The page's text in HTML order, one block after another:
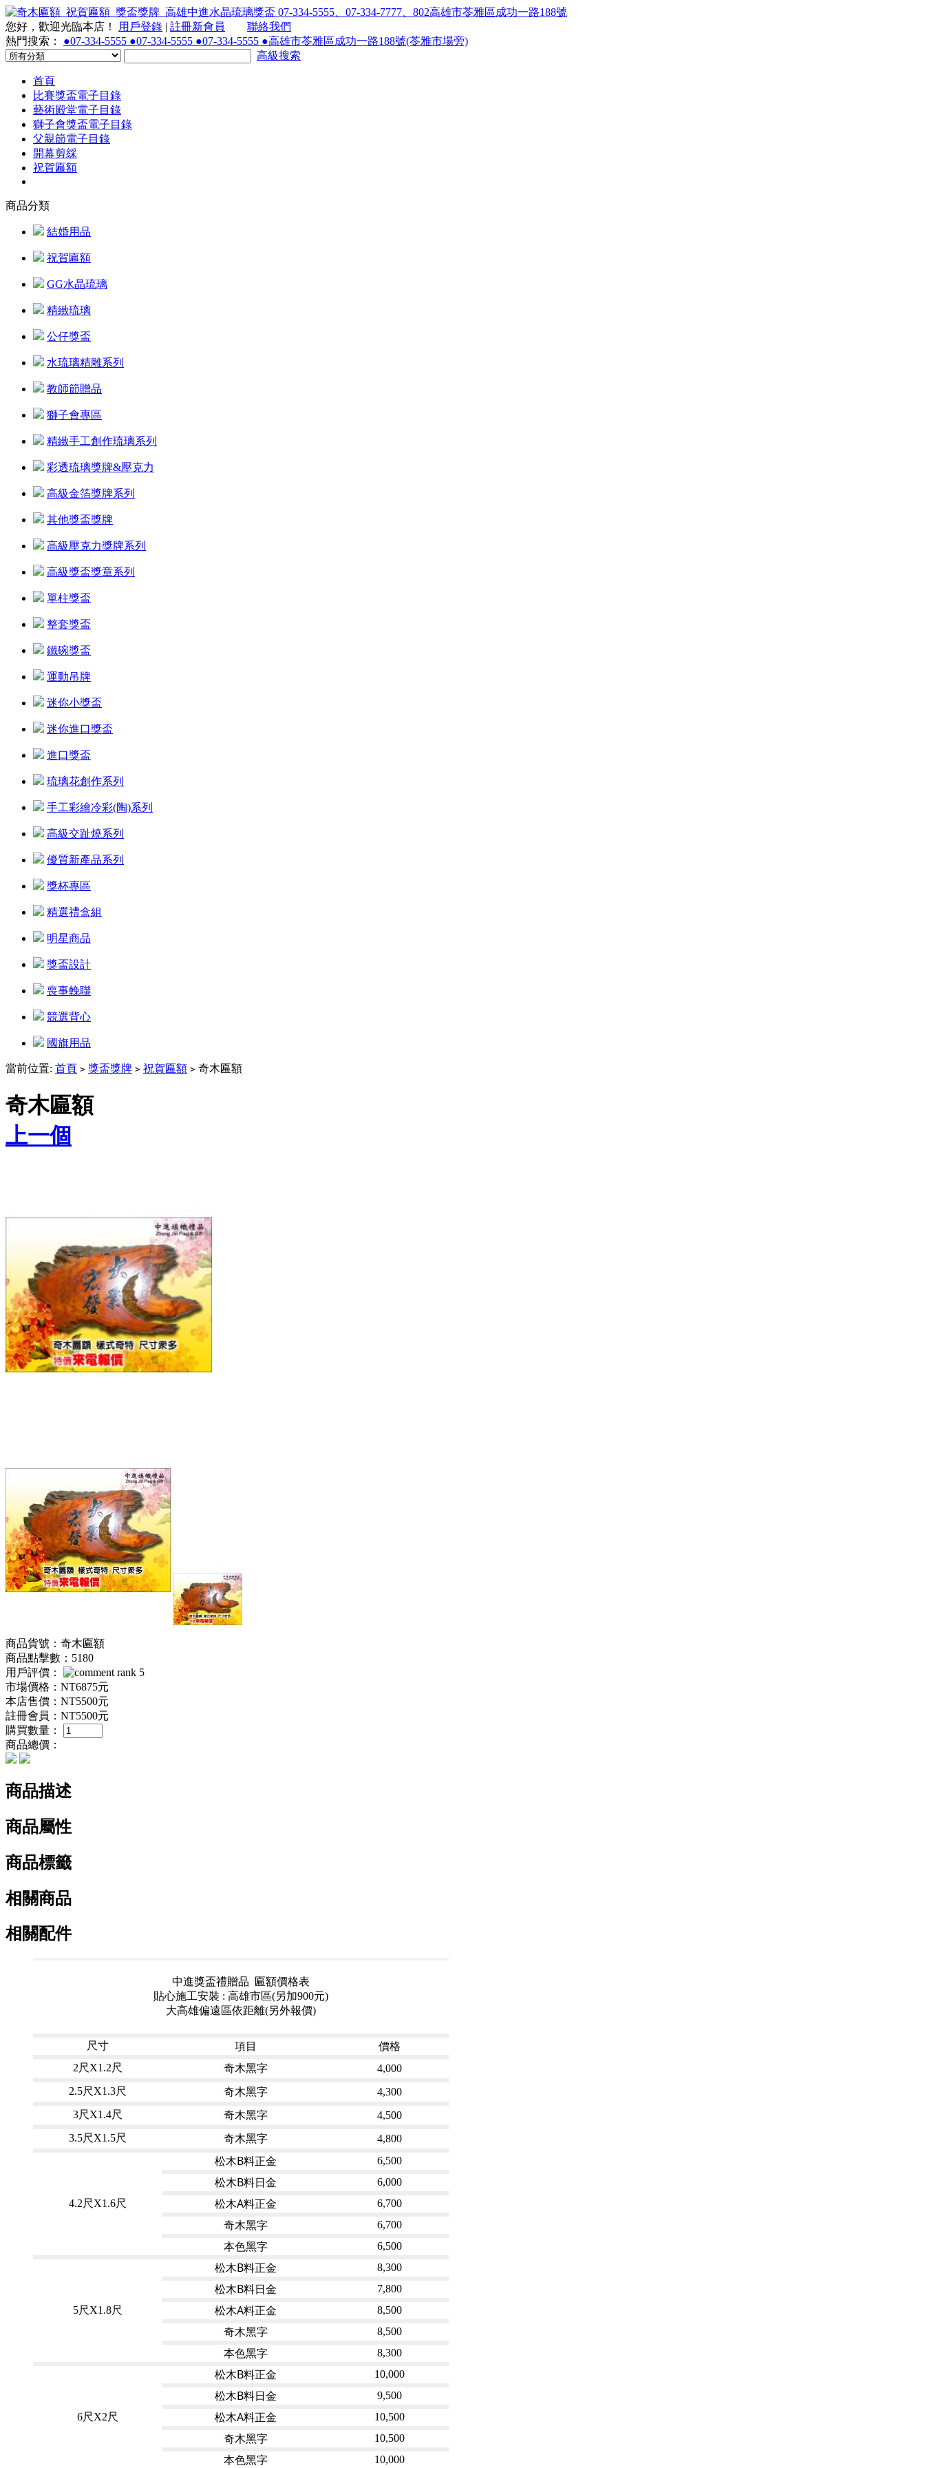
您好，歡迎光臨本店！ 用戶登錄 | 註冊新會員
聯絡我們
熱門搜索： ●07-334-5555 ●07-334-5555 ●07-334-5555 ●高雄市苓雅區成功一路188號(苓雅市場旁)
高級搜索
首頁
比賽獎盃電子目錄
藝術殿堂電子目錄
獅子會獎盃電子目錄
父親節電子目錄
開幕剪綵
祝賀匾額
商品分類
結婚用品
祝賀匾額
GG水晶琉璃
精緻琉璃
公仔獎盃
水琉璃精雕系列
教師節贈品
獅子會專區
精緻手工創作琉璃系列
彩透琉璃獎牌&壓克力
高級金箔獎牌系列
其他獎盃獎牌
高級壓克力獎牌系列
高級獎盃獎章系列
單柱獎盃
整套獎盃
鐵碗獎盃
運動吊牌
迷你小獎盃
迷你進口獎盃
進口獎盃
琉璃花創作系列
手工彩繪冷彩(陶)系列
高級交趾燒系列
優質新產品系列
獎杯專區
精選禮盒組
明星商品
獎盃設計
喪事輓聯
競選背心
國旗用品
當前位置: 首頁 > 獎盃獎牌 > 祝賀匾額 > 奇木匾額
奇木匾額
上一個
商品貨號：奇木匾額
商品點擊數：5180
用戶評價：
市場價格： NT6875元
本店售價： NT5500元
註冊會員： NT5500元
購買數量：
商品總價：
商品描述
商品屬性
商品標籤
相關商品
相關配件
中進獎盃禮贈品 匾額價格表
貼心施工安裝 : 高雄市區(另加900元)
大高雄偏遠區依距離(另外報價)
尺寸 項目 價格
2尺X1.2尺 奇木黑字
4,000
2.5尺X1.3尺
奇木黑字
4,300
3尺X1.4尺
奇木黑字
4,500
3.5尺X1.5尺
奇木黑字 4,800
4.2尺X1.6尺
松木B料正金 6,500
松木B料日金 6,000
松木A料正金 6,700
奇木黑字 6,700
本色黑字 6,500
5尺X1.8尺
松木B料正金 8,300
松木B料日金 7,800
松木A料正金 8,500
奇木黑字 8,500
本色黑字 8,300
6尺X2尺
松木B料正金 10,000
松木B料日金 9,500
松木A料正金 10,500
奇木黑字 10,500
本色黑字 10,000